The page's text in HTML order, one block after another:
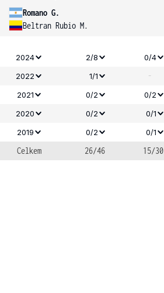
Romano G.
Beltran Rubio M.
2024 2/8 0/4
2022
1/1 -
2021
0/2 0/2
2020 0/2 0/1
2019
0/2 0/1
Celkem 26/46 15/30